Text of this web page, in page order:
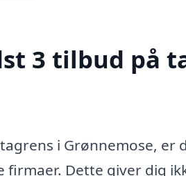
3 tilbud på
i Grønnemose, er
Dette giver dig